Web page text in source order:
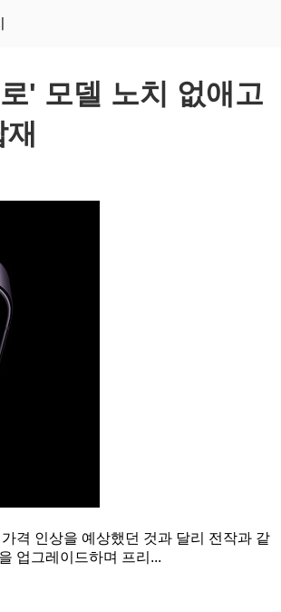
' 모델 노치 없애고
격 인상을 예상했던 것과 달리 전작과 같
업그레이드하며 프리...